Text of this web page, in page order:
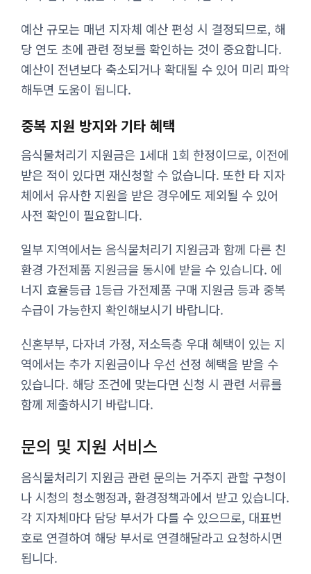
예산 규모는 매년 지자체 예산 편성 시 결정되므로, 해
당 연도 초에 관련 정보를 확인하는 것이 중요합니다.
예산이 전년보다 축소되거나 확대될 수 있어 미리 파악
해두면 도움이 됩니다.
중복 지원 방지와 기타 혜택
음식물처리기 지원금은 1세대 1회 한정이므로, 이전에
받은 적이 있다면 재신청할 수 없습니다. 또한 타 지자
체에서 유사한 지원을 받은 경우에도 제외될 수 있어
사전 확인이 필요합니다.
일부 지역에서는 음식물처리기 지원금과 함께 다른 친
환경 가전제품 지원금을 동시에 받을 수 있습니다. 에
너지 효율등급 1등급 가전제품 구매 지원금 등과 중복
수급이 가능한지 확인해보시기 바랍니다.
신혼부부, 다자녀 가정, 저소득층 우대 혜택이 있는 지
역에서는 추가 지원금이나 우선 선정 혜택을 받을 수
있습니다. 해당 조건에 맞는다면 신청 시 관련 서류를
함께 제출하시기 바랍니다.
문의 및 지원 서비스
음식물처리기 지원금 관련 문의는 거주지 관할 구청이
나 시청의 청소행정과, 환경정책과에서 받고 있습니다.
각 지자체마다 담당 부서가 다를 수 있으므로, 대표번
호로 연결하여 해당 부서로 연결해달라고 요청하시면
됩니다.